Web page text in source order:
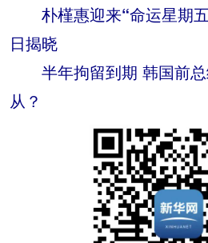
朴槿惠迎来“命运星期
日揭晓
半年拘留到期 韩国前
从？